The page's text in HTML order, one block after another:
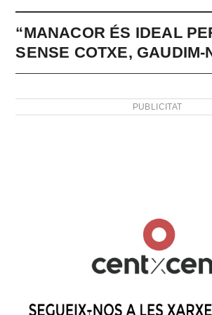
“MANACOR ÉS IDEAL
SENSE COTXE, GAUDIM-
PUBLICITAT